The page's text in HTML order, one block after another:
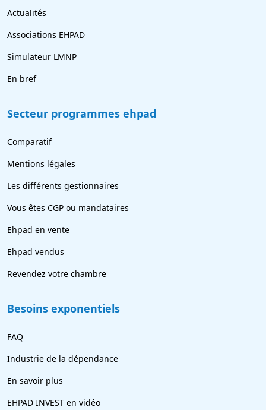
Actualités
Associations EHPAD
Simulateur LMNP
En bref
Secteur programmes ehpad
Comparatif
Mentions légales
Les différents gestionnaires
Vous êtes CGP ou mandataires
Ehpad en vente
Ehpad vendus
Revendez votre chambre
Besoins exponentiels
FAQ
Industrie de la dépendance
En savoir plus
EHPAD INVEST en vidéo